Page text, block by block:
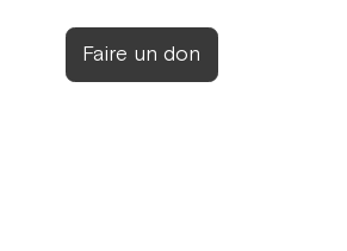
Faire un don